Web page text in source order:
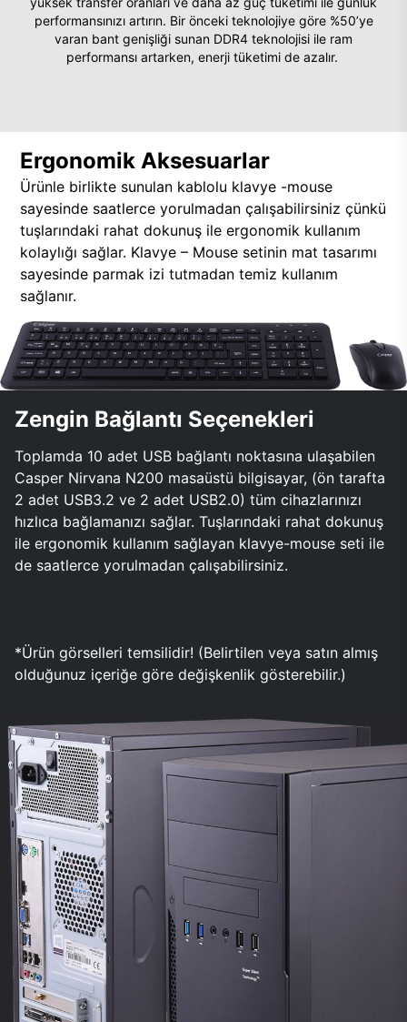
performansınızı artırın. Bir önceki teknolojiye göre %50’ye
varan bant genişliği sunan DDR4 teknolojisi ile ram
performansı artarken, enerji tüketimi de azalır.
Ergonomik Aksesuarlar
Ürünle birlikte sunulan kablolu klavye -mouse
sayesinde saatlerce yorulmadan çalışabilirsiniz çünkü
tuşlarındaki rahat dokunuş ile ergonomik kullanım
kolaylığı sağlar. Klavye – Mouse setinin mat tasarımı
sayesinde parmak izi tutmadan temiz kullanım
sağlanır.
Zengin Bağlantı Seçenekleri
Toplamda 10 adet USB bağlantı noktasına ulaşabilen
Casper Nirvana N200 masaüstü bilgisayar, (ön tarafta
2 adet USB3.2 ve 2 adet USB2.0) tüm cihazlarınızı
hızlıca bağlamanızı sağlar. Tuşlarındaki rahat dokunuş
ile ergonomik kullanım sağlayan klavye-mouse seti ile
de saatlerce yorulmadan çalışabilirsiniz.
*Ürün görselleri temsilidir! (Belirtilen veya satın almış
olduğunuz içeriğe göre değişkenlik gösterebilir.)